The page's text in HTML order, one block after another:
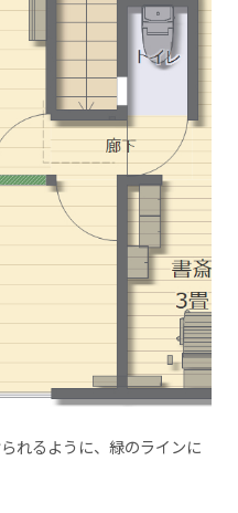
れるように、緑のラインに